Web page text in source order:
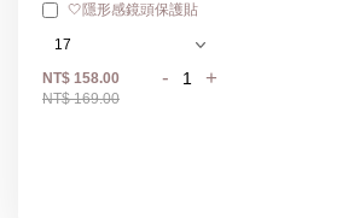
🤍隱形感鏡頭保護貼
NT$ 158.00
NT$ 169.00
- +